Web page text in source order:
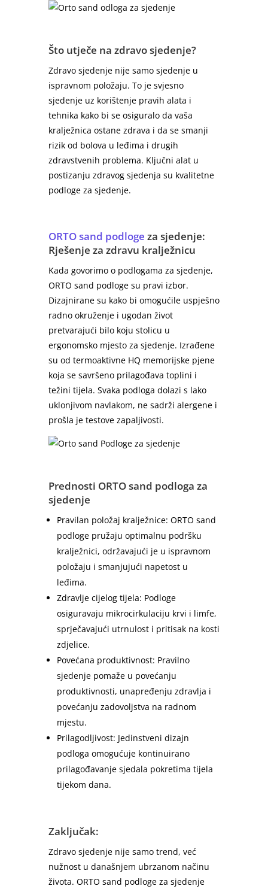
Što utječe na zdravo sjedenje?
Zdravo sjedenje nije samo sjedenje u
ispravnom položaju. To je svjesno
sjedenje uz korištenje pravih alata i
tehnika kako bi se osiguralo da vaša
kralježnica ostane zdrava i da se smanji
rizik od bolova u leđima i drugih
zdravstvenih problema. Ključni alat u
postizanju zdravog sjedenja su kvalitetne
podloge za sjedenje.
ORTO sand podloge za sjedenje:
Rješenje za zdravu kralježnicu
Kada govorimo o podlogama za sjedenje,
ORTO sand podloge su pravi izbor.
Dizajnirane su kako bi omogućile uspješno
radno okruženje i ugodan život
pretvarajući bilo koju stolicu u
ergonomsko mjesto za sjedenje. Izrađene
su od termoaktivne HQ memorijske pjene
koja se savršeno prilagođava toplini i
težini tijela. Svaka podloga dolazi s lako
uklonjivom navlakom, ne sadrži alergene i
prošla je testove zapaljivosti.
Prednosti ORTO sand podloga za
sjedenje
Pravilan položaj kralježnice: ORTO sand
podloge pružaju optimalnu podršku
kralježnici, održavajući je u ispravnom
položaju i smanjujući napetost u
leđima.
Zdravlje cijelog tijela: Podloge
osiguravaju mikrocirkulaciju krvi i limfe,
sprječavajući utrnulost i pritisak na kosti
zdjelice.
Povećana produktivnost: Pravilno
sjedenje pomaže u povećanju
produktivnosti, unapređenju zdravlja i
povećanju zadovoljstva na radnom
mjestu.
Prilagodljivost: Jedinstveni dizajn
podloga omogućuje kontinuirano
prilagođavanje sjedala pokretima tijela
tijekom dana.
Zaključak:
Zdravo sjedenje nije samo trend, već
nužnost u današnjem ubrzanom načinu
života. ORTO sand podloge za sjedenje